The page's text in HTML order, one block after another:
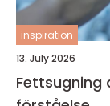
inspiration
13. July 2026
Fettsugning